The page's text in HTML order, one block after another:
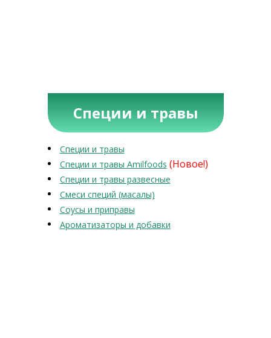
Специи и травы
Специи и травы
Специи и травы Amilfoods (Новое!)
Специи и травы развесные
Смеси специй (масалы)
Соусы и приправы
Ароматизаторы и добавки